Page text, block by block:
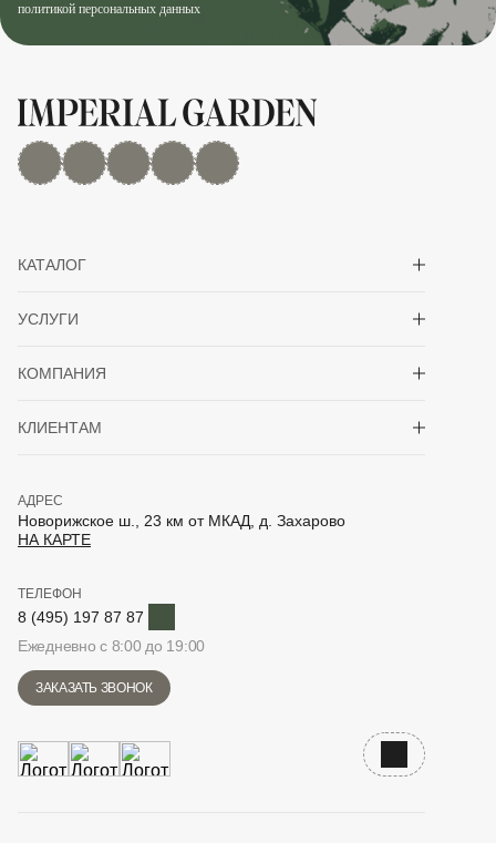
политикой персональных данных
MAX Дзен YouTuberutubeTelegram
КАТАЛОГ
УСЛУГИ
КОМПАНИЯ
КЛИЕНТАМ
АДРЕС
Новорижское ш., 23 км от МКАД, д. Захарово
НА КАРТЕ
ТЕЛЕФОН
8 (495) 197 87 87
Ежедневно с 8:00 до 19:00
ЗАКАЗАТЬ ЗВОНОК
Наверх